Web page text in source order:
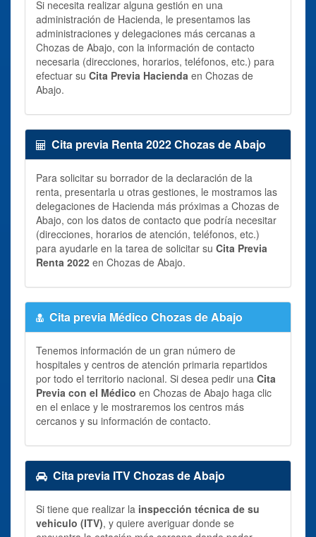
Si necesita realizar alguna gestión en una
administración de Hacienda, le presentamos las
administraciones y delegaciones más cercanas a
Chozas de Abajo, con la información de contacto
necesaria (direcciones, horarios, teléfonos, etc.) para
efectuar su Cita Previa Hacienda en Chozas de
Abajo.
Cita previa Renta 2022 Chozas de Abajo
Para solicitar su borrador de la declaración de la
renta, presentarla u otras gestiones, le mostramos las
delegaciones de Hacienda más próximas a Chozas de
Abajo, con los datos de contacto que podría necesitar
(direcciones, horarios de atención, teléfonos, etc.)
para ayudarle en la tarea de solicitar su Cita Previa
Renta 2022 en Chozas de Abajo.
Cita previa Médico Chozas de Abajo
Tenemos información de un gran número de
hospitales y centros de atención primaria repartidos
por todo el territorio nacional. Si desea pedir una Cita
Previa con el Médico en Chozas de Abajo haga clic
en el enlace y le mostraremos los centros más
cercanos y su información de contacto.
Cita previa ITV Chozas de Abajo
Si tiene que realizar la inspección técnica de su
vehiculo (ITV), y quiere averiguar donde se